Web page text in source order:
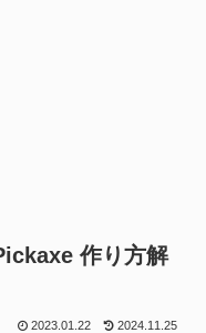
作り方解
2023.01.22 2024.11.25